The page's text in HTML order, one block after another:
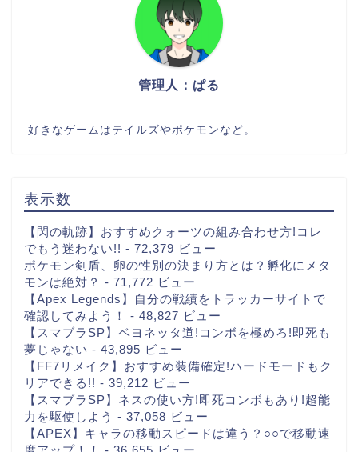
管理人：ぱる
好きなゲームはテイルズやポケモンなど。
表示数
【閃の軌跡】おすすめクォーツの組み合わせ方!コレ
でもう迷わない!! - 72,379 ビュー
ポケモン剣盾、卵の性別の決まり方とは？孵化にメタ
モンは絶対？ - 71,772 ビュー
【Apex Legends】自分の戦績をトラッカーサイトで
確認してみよう！
- 48,827 ビュー
【スマブラSP】ベヨネッタ道!コンボを極めろ!即死も
夢じゃない - 43,895 ビュー
【FF7リメイク】おすすめ装備確定!ハードモードもク
リアできる!! - 39,212 ビュー
【スマブラSP】ネスの使い方!即死コンボもあり!超能
力を駆使しよう - 37,058 ビュー
【APEX】キャラの移動スピードは違う？○○で移動速